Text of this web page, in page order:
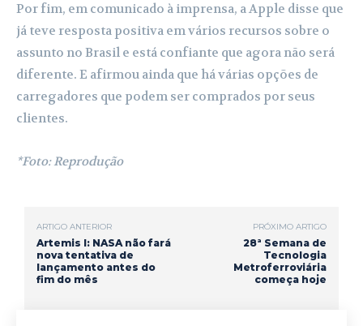
Por fim, em comunicado à imprensa, a Apple disse que
já teve resposta positiva em vários recursos sobre o
assunto no Brasil e está confiante que agora não será
diferente. E afirmou ainda que há várias opções de
carregadores que podem ser comprados por seus
clientes.
*Foto: Reprodução
ARTIGO ANTERIOR
Artemis I: NASA não fará
nova tentativa de
lançamento antes do
fim do mês
PRÓXIMO ARTIGO
28ª Semana de
Tecnologia
Metroferroviária
começa hoje